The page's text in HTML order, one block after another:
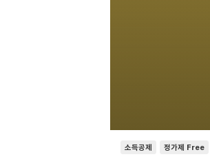
소득공제 정가제 Free